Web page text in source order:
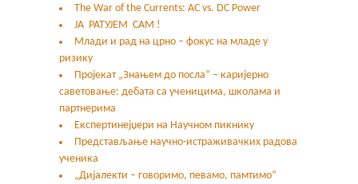
The War of the Currents: AC vs. DC Power
ЈА РАТУЈЕМ САМ !
Млади и рад на црно – фокус на младе у
ризику
Пројекат „Знањем до посла“ – каријерно
саветовање: дебата са ученицима, школама и
партнерима
Експертинејџери на Научном пикнику
Представљање научно-истраживачких радова
ученика
„Дијалекти – говоримо, певамо, памтимо“